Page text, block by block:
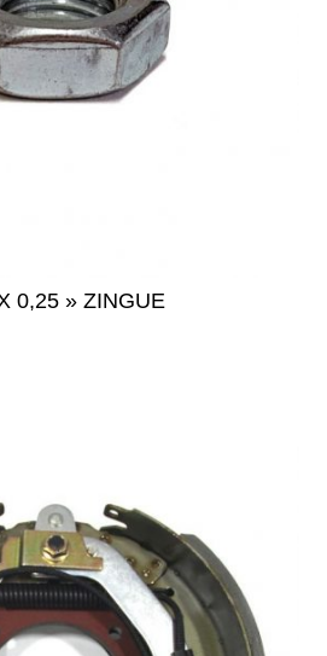
0,25 » ZINGUE